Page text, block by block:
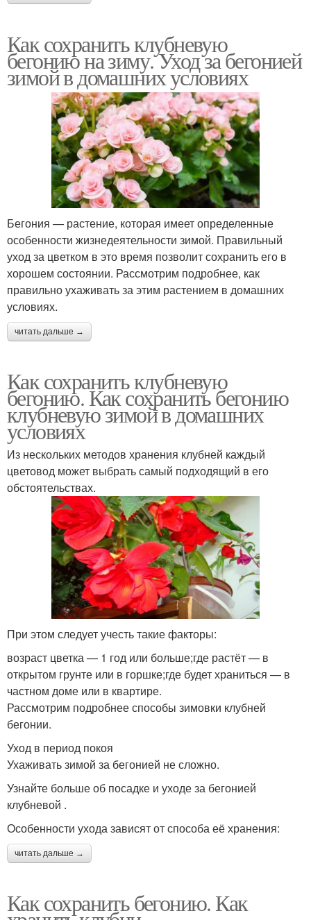
Как сохранить клубневую
бегонию на зиму. Уход за бегонией
зимой в домашних условиях
Бегония — растение, которая имеет определенные
особенности жизнедеятельности зимой. Правильный
уход за цветком в это время позволит сохранить его в
хорошем состоянии. Рассмотрим подробнее, как
правильно ухаживать за этим растением в домашних
условиях.
читать дальше →
Как сохранить клубневую
бегонию. Как сохранить бегонию
клубневую зимой в домашних
условиях
Из нескольких методов хранения клубней каждый
цветовод может выбрать самый подходящий в его
обстоятельствах.
При этом следует учесть такие факторы:
возраст цветка — 1 год или больше;где растёт — в
открытом грунте или в горшке;где будет храниться — в
частном доме или в квартире.
Рассмотрим подробнее способы зимовки клубней
бегонии.
Уход в период покоя
Ухаживать зимой за бегонией не сложно.
Узнайте больше об посадке и уходе за бегонией
клубневой .
Особенности ухода зависят от способа её хранения:
читать дальше →
Как сохранить бегонию. Как